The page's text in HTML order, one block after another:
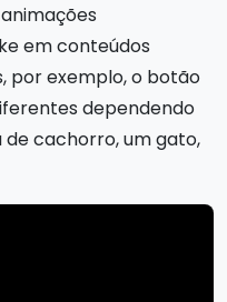
em conteúdos
por exemplo, o botão
dependendo
cachorro, um gato,